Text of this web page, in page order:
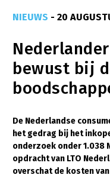
Goed eten
Mooi groen
Sterk
Transitiepaden
Thema’s
Gezonde planten
NIEUWS - 20
bewust bij
De Nederlandse
het gedrag bij het
onderzoek onder 1.038
opdracht van LTO
overschat de kosten